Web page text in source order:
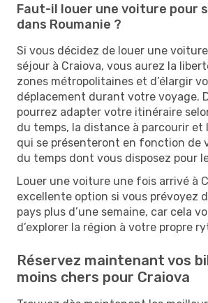
Faut-il louer une voiture pour
dans Roumanie ?
Si vous décidez de louer une
séjour à Craiova, vous aurez la
zones métropolitaines et d’élargir
déplacement durant votre voyage.
pourrez adapter votre itinéraire
du temps, la distance à parcourir et
qui se présenteront en fonction de
du temps dont vous disposez pour
Louer une voiture une fois arrivé à
excellente option si vous prévoyez
pays plus d’une semaine, car cela
d’explorer la région à votre propre
Réservez maintenant vos
moins chers pour Craiova